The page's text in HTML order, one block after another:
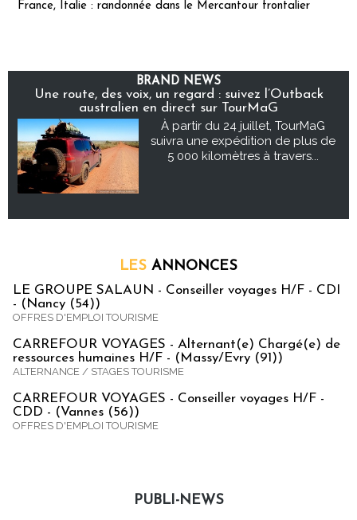
France, Italie : randonnée dans le Mercantour frontalier
BRAND NEWS
Une route, des voix, un regard : suivez l’Outback
australien en direct sur TourMaG
À partir du 24 juillet, TourMaG
suivra une expédition de plus de
5 000 kilomètres à travers...
LES ANNONCES
LE GROUPE SALAUN - Conseiller voyages H/F - CDI
- (Nancy (54))
OFFRES D'EMPLOI TOURISME
CARREFOUR VOYAGES - Alternant(e) Chargé(e) de
ressources humaines H/F - (Massy/Evry (91))
ALTERNANCE / STAGES TOURISME
CARREFOUR VOYAGES - Conseiller voyages H/F -
CDD - (Vannes (56))
OFFRES D'EMPLOI TOURISME
PUBLI-NEWS